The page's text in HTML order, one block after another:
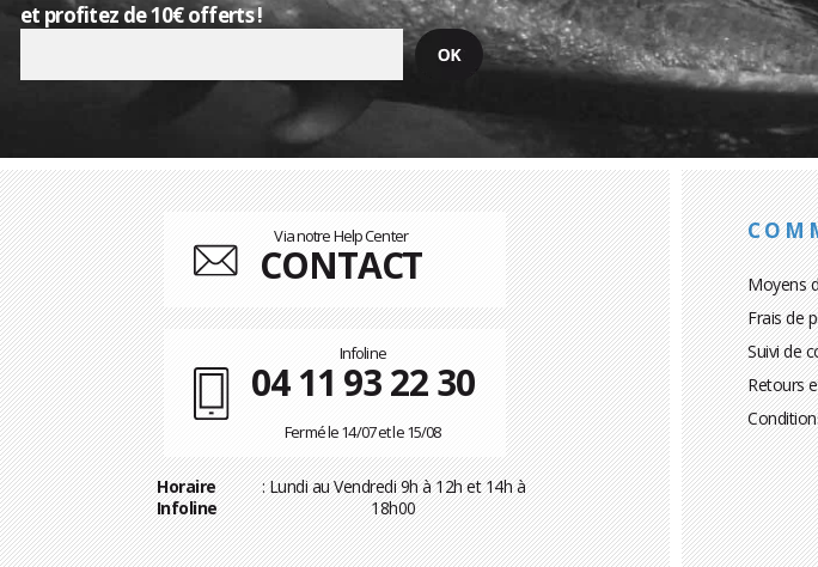
et profitez de 10€ offerts !
Via notre Help Center
CONTACT
Infoline
04 11 93 22 30
Fermé le 14/07 et le 15/08
Horaire
Infoline
: Lundi au Vendredi 9h à 12h et 14h à
18h00
Moyens
Frais de
Suivi de
Retours